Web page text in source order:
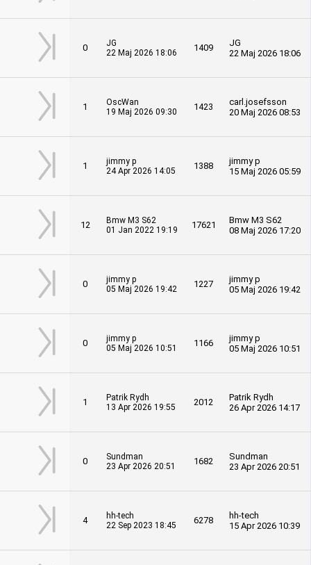
0
JG
22 Maj 2026 18:06
1409
JG
22 Maj 2026 18:06
1
OscWan
19 Maj 2026 09:30
1423
carl.josefsson
20 Maj 2026 08:53
1
jimmy p
24 Apr 2026 14:05
1388
jimmy p
15 Maj 2026 05:59
12
Bmw M3 S62
01 Jan 2022 19:19
17621
Bmw M3 S62
08 Maj 2026 17:20
0
jimmy p
05 Maj 2026 19:42
1227
jimmy p
05 Maj 2026 19:42
0
jimmy p
05 Maj 2026 10:51
1166
jimmy p
05 Maj 2026 10:51
1
Patrik Rydh
13 Apr 2026 19:55
2012
Patrik Rydh
26 Apr 2026 14:17
0
Sundman
23 Apr 2026 20:51
1682
Sundman
23 Apr 2026 20:51
4
hh-tech
22 Sep 2023 18:45
6278
hh-tech
15 Apr 2026 10:39